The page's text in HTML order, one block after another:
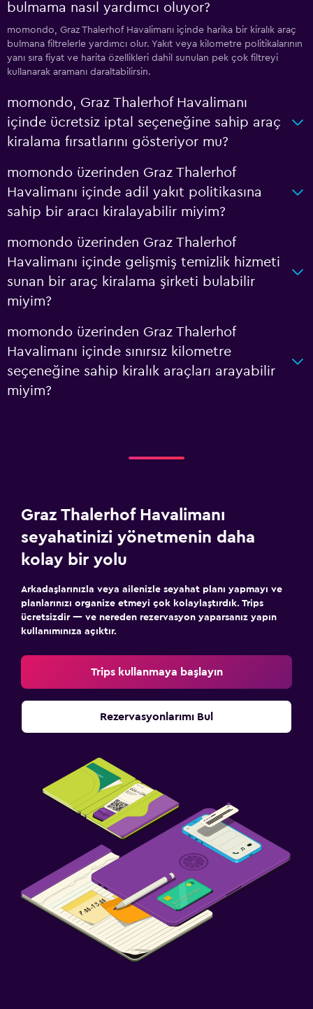
bulmama nasıl yardımcı oluyor?
momondo, Graz Thalerhof Havalimanı içinde harika bir kiralık araç
bulmana filtrelerle yardımcı olur. Yakıt veya kilometre politikalarının
yanı sıra fiyat ve harita özellikleri dahil sunulan pek çok filtreyi
kullanarak aramanı daraltabilirsin.
momondo, Graz Thalerhof Havalimanı
içinde ücretsiz iptal seçeneğine sahip araç
kiralama fırsatlarını gösteriyor mu?
momondo üzerinden Graz Thalerhof
Havalimanı içinde adil yakıt politikasına
sahip bir aracı kiralayabilir miyim?
momondo üzerinden Graz Thalerhof
Havalimanı içinde gelişmiş temizlik hizmeti
sunan bir araç kiralama şirketi bulabilir
miyim?
momondo üzerinden Graz Thalerhof
Havalimanı içinde sınırsız kilometre
seçeneğine sahip kiralık araçları arayabilir
miyim?
Graz Thalerhof Havalimanı
seyahatinizi yönetmenin daha
kolay bir yolu
Arkadaşlarınızla veya ailenizle seyahat planı yapmayı ve
planlarınızı organize etmeyi çok kolaylaştırdık. Trips
ücretsizdir — ve nereden rezervasyon yaparsanız yapın
kullanımınıza açıktır.
Trips kullanmaya başlayın
Rezervasyonlarımı Bul